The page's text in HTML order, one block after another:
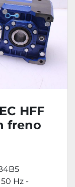
HFF
freno
Hz -